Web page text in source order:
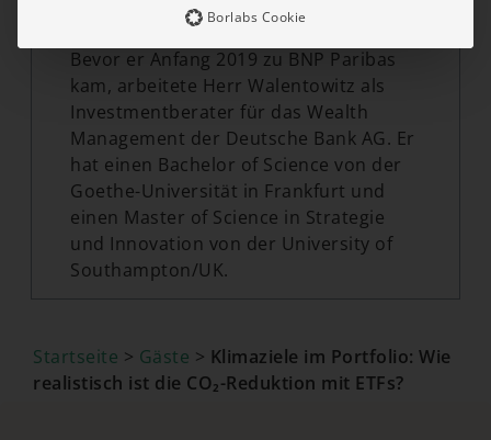
Manager für das Wealth Management
von BNP Paribas in Deutschland tätig.
Bevor er Anfang 2019 zu BNP Paribas
kam, arbeitete Herr Walentowitz als
Investmentberater für das Wealth
Management der Deutsche Bank AG. Er
hat einen Bachelor of Science von der
Goethe-Universität in Frankfurt und
einen Master of Science in Strategie
und Innovation von der University of
Southampton/UK.
Startseite > Gäste > Klimaziele im Portfolio: Wie
realistisch ist die CO₂-Reduktion mit ETFs?
Borlabs Cookie